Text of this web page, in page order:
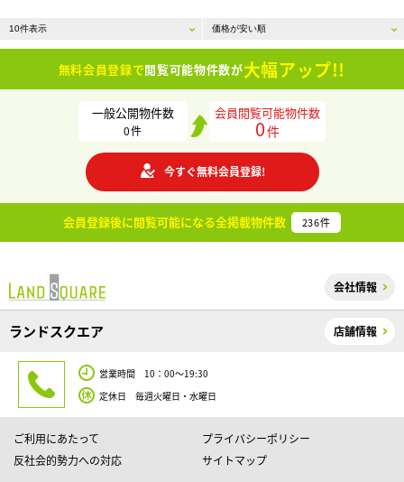
無料会員登録で閲覧可能物件数が大幅アップ!!
一般公開物件数
0件
会員閲覧可能物件数
0件
今すぐ無料会員登録!
会員登録後に閲覧可能になる全掲載物件数 236件
会社情報
ランドスクエア 店舗情報
営業時間 10：00～19:30
定休日 毎週火曜日・水曜日
ご利用にあたって
プライバシーポリシー
反社会的勢力への対応
サイトマップ